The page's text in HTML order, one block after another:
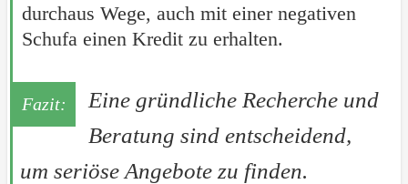
durchaus Wege, auch mit einer negativen
Schufa einen Kredit zu erhalten.
Eine gründliche Recherche und
Beratung sind entscheidend,
um seriöse Angebote zu finden.